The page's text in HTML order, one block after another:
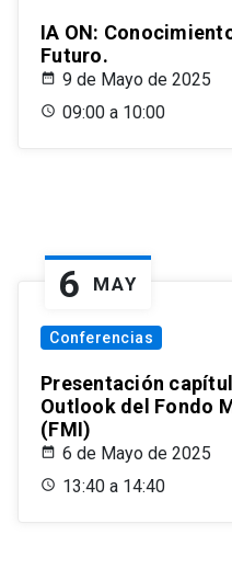
IA ON:
Futuro.
9 de Mayo de 2025
09:00 a 10:00
6 MAY
Conferencias
Presentación
Outlook del Fondo
(FMI)
6 de Mayo de 2025
13:40 a 14:40